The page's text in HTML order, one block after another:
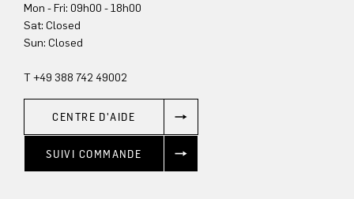
Mon - Fri: 09h00 - 18h00
Sun: Closed
T +49 388 742 49002
CENTRE D'AIDE
SUIVI COMMANDE